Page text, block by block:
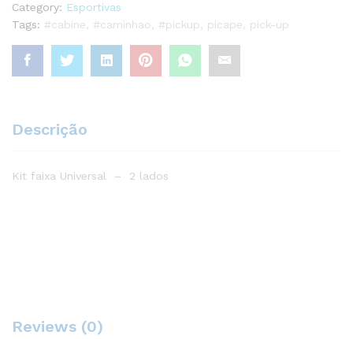
Category: Esportivas
Tags: #cabine, #caminhao, #pickup, picape, pick-up
Descrição
Kit faixa Universal – 2 lados
Reviews (0)